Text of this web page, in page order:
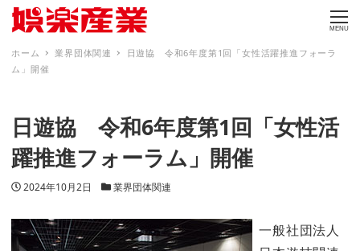
MENU
ホーム 業界団体関連
日遊協 令和6年度第1回「女性活躍推進フォーラ
ム」開催
日遊協 令和6年度第1回「女性活
躍推進フォーラム」開催
投稿日
2024年10月2日 カテゴリー
業界団体関連
一般社団法人